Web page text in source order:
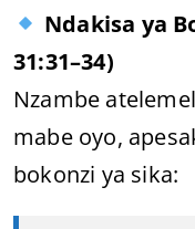
Ndakisa ya
31:31–34)
Nzambe
mabe oyo,
bokonzi ya sika: